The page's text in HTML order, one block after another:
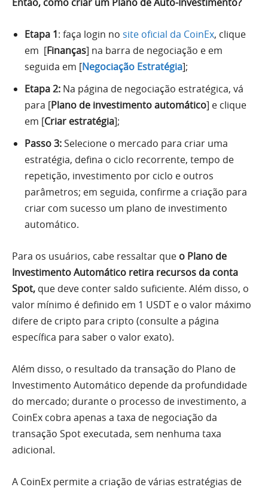
Etapa 1: faça login no site oficial da CoinEx, clique
em [Finanças] na barra de negociação e em
seguida em [Negociação Estratégia];
Etapa 2: Na página de negociação estratégica, vá
para [Plano de investimento automático] e clique
em [Criar estratégia];
Passo 3:Selecione o mercado para criar uma
estratégia, defina o ciclo recorrente, tempo de
repetição, investimento por ciclo e outros
parâmetros; em seguida, confirme a criação para
criar com sucesso um plano de investimento
automático.
Para os usuários, cabe ressaltar que o Plano de
Investimento Automático retira recursos da conta
Spot, que deve conter saldo suficiente. Além disso, o
valor mínimo é definido em 1 USDT e o valor máximo
difere de cripto para cripto (consulte a página
específica para saber o valor exato).
Além disso, o resultado da transação do Plano de
Investimento Automático depende da profundidade
do mercado; durante o processo de investimento, a
CoinEx cobra apenas a taxa de negociação da
transação Spot executada, sem nenhuma taxa
adicional.
A CoinEx permite a criação de várias estratégias de